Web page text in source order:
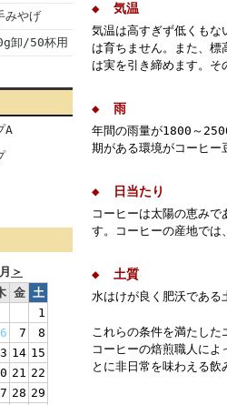
みやげ
卸/50杯用
A
＞
金 土
1
6 7
8
14 15
21 22
28 29
◆ 気温
気温は高すぎず低くも
は育ちません。また、
は実を引き締めます。
◆ 雨
年間の雨量が1800～
期がある環境がコーヒー
◆ 日当たり
コーヒーは太陽の恵み
す。コーヒーの産地では
◆ 土質
水はけが良く肥沃である
これらの条件を満たした
コーヒーの焙煎職人に
とに非日常を味わえる飲